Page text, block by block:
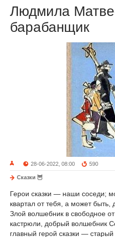
Людмила
барабанщик
28-06-2022, 08:00 590
Сказки 🦉
Герои сказки — наши соседи;
квартал от тебя, а может
Злой волшебник в свободное
кастрюли, добрый волшебник
главный герой сказки —